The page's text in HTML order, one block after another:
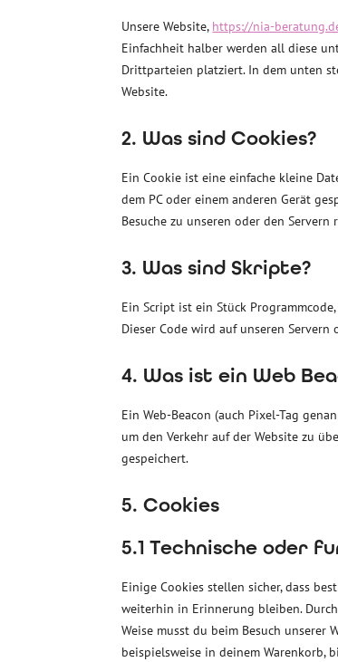
Unsere Website, https://nia-
Einfachheit halber werden all diese
Drittparteien platziert. In dem unten
Website.
2. Was sind Cookies?
Ein Cookie ist eine einfache kleine
dem PC oder einem anderen Gerät
Besuche zu unseren oder den
3. Was sind Skripte?
Ein Script ist ein Stück
Dieser Code wird auf unseren
4. Was ist ein Web
Ein Web-Beacon (auch Pixel-Tag
um den Verkehr auf der Website zu
gespeichert.
5. Cookies
5.1 Technische oder
Einige Cookies stellen sicher, dass
weiterhin in Erinnerung bleiben.
Weise musst du beim Besuch
beispielsweise in deinem Warenkorb,